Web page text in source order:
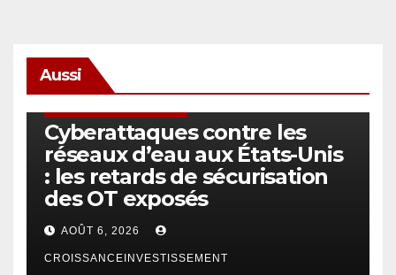
Aussi
Cyberattaques contre les
réseaux d’eau aux États-Unis
: les retards de sécurisation
des OT exposés
AOÛT 6, 2026
CROISSANCEINVESTISSEMENT